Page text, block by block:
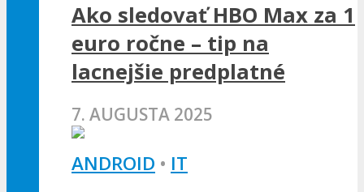
Ako sledovať HBO Max za 1
euro ročne – tip na
lacnejšie predplatné
7. AUGUSTA 2025
ANDROID • IT